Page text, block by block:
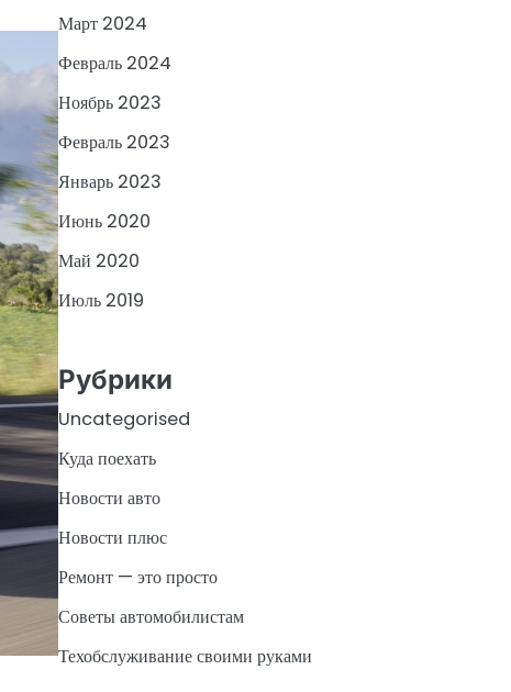
Март 2024
Февраль 2024
Ноябрь 2023
Февраль 2023
Январь 2023
Июнь 2020
Май 2020
Июль 2019
Рубрики
Uncategorised
Куда поехать
Новости авто
Новости плюс
Ремонт — это просто
Советы автомобилистам
Техобслуживание своими руками